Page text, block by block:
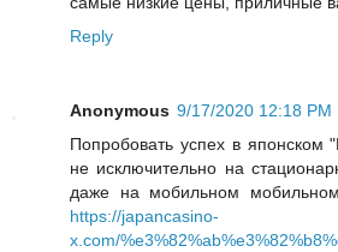
Reply
Anonymous 9/17/2020 12:18 PM
Попробовать успех в японском
не исключительно на
даже на мобильном
https://japancasino-
x.com/